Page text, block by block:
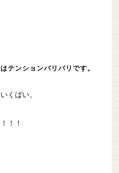
ンションバリバリです。
くばい。
！！